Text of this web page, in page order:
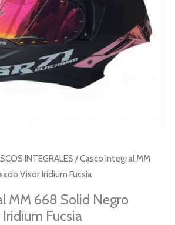
INTEGRALES / Casco Integral MM
Visor Iridium Fucsia
MM 668 Solid Negro
Fucsia